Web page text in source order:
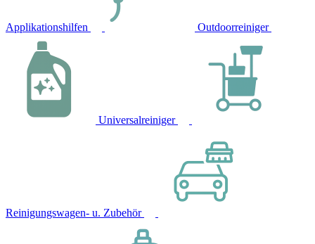
Applikationshilfen Outdoorreiniger
Universalreiniger
Reinigungswagen- u. Zubehör